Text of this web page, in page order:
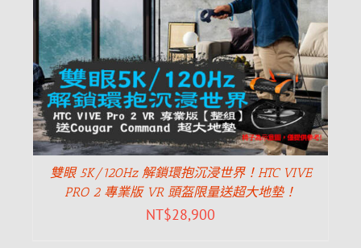
雙眼 5K/120Hz 解鎖環抱沉浸世界！HTC VIVE
PRO 2 專業版 VR 頭盔限量送超大地墊！
NT$28,900